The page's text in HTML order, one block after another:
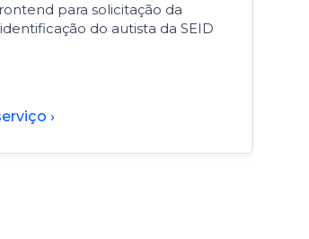
para solicitação da
do autista da SEID
›